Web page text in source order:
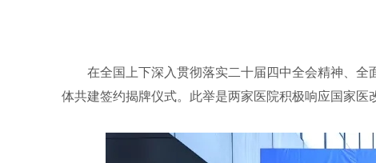
在全国上下深入贯彻落实二十届四中全会精神、全
体共建签约揭牌仪式。此举是两家医院积极响应国家